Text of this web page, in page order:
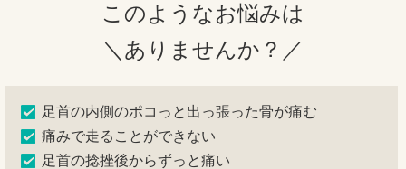
このようなお悩みは
＼ありませんか？／
足首の内側のポコっと出っ張った骨が痛む
痛みで走ることができない
足首の捻挫後からずっと痛い